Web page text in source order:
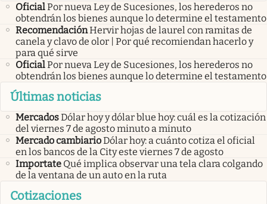
OficialPor nueva Ley de Sucesiones, los herederos no
obtendrán los bienes aunque lo determine el testamento
RecomendaciónHervir hojas de laurel con ramitas de
canela y clavo de olor | Por qué recomiendan hacerlo y
para qué sirve
OficialPor nueva Ley de Sucesiones, los herederos no
obtendrán los bienes aunque lo determine el testamento
Últimas noticias
MercadosDólar hoy y dólar blue hoy: cuál es la cotización
del viernes 7 de agosto minuto a minuto
Mercado cambiarioDólar hoy: a cuánto cotiza el oficial
en los bancos de la City este viernes 7 de agosto
Importate Qué implica observar una tela clara colgando
de la ventana de un auto en la ruta
Cotizaciones